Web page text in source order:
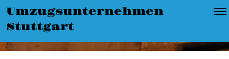
Umzugsunternehmen
Stuttgart